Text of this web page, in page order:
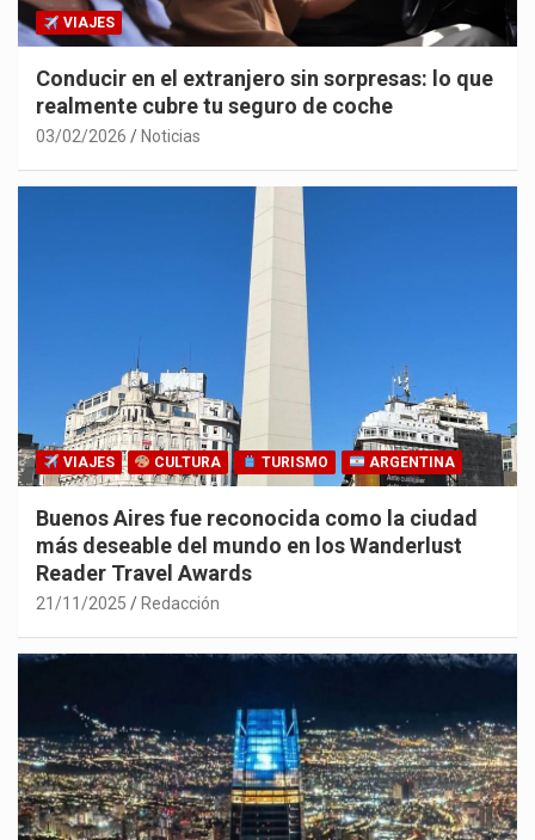
VIAJES
Conducir en el extranjero sin sorpresas: lo que
realmente cubre tu seguro de coche
03/02/2026 Noticias
VIAJES CULTURA TURISMO ARGENTINA
Buenos Aires fue reconocida como la ciudad
más deseable del mundo en los Wanderlust
Reader Travel Awards
21/11/2025 Redacción